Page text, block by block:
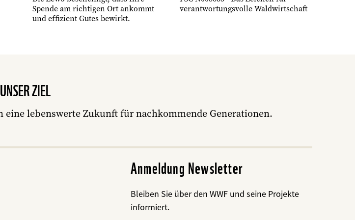
Spende am richtigen Ort ankommt
und effizient Gutes bewirkt.
verantwortungsvolle Waldwirtschaft
UNSER ZIEL
lebenswerte Zukunft für nachkommende Generationen.
Anmeldung Newsletter
Bleiben Sie über den WWF und seine Projekte
informiert.